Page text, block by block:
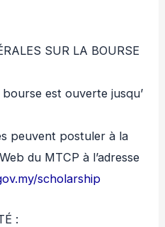
SUR LA BOURSE
est ouverte jusqu’
peuvent postuler à la
du MTCP à l’adresse
scholarship
: